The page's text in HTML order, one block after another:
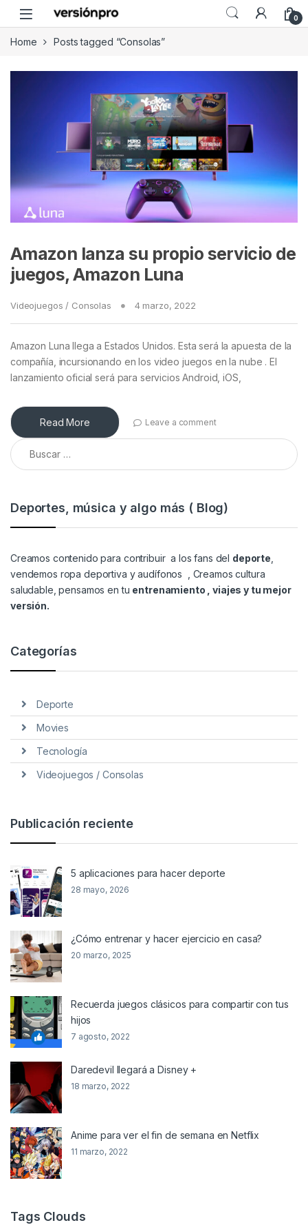
Skip to navigation
Skip to content
0
Home Posts tagged “Consolas”
Amazon lanza su propio servicio de
juegos, Amazon Luna
Videojuegos / Consolas 4 marzo, 2022
Amazon Luna llega a Estados Unidos. Esta será la apuesta de la
compañía, incursionando en los video juegos en la nube . El
lanzamiento oficial será para servicios Android, iOS,
Read More Leave a comment
Buscar:
Deportes, música y algo más ( Blog)
Creamos contenido para contribuir a los fans del deporte
vendemos ropa deportiva y audífonos , Creamos cultura
saludable, pensamos en tu entrenamiento , viajes y tu mejor
versión.
Categorías
Deporte
Movies
Tecnología
Videojuegos / Consolas
Publicación reciente
5 aplicaciones para hacer deporte
28 mayo, 2026
¿Cómo entrenar y hacer ejercicio en casa?
20 marzo, 2025
Recuerda juegos clásicos para compartir con tus
hijos
7 agosto, 2022
Daredevil llegará a Disney +
18 marzo, 2022
Anime para ver el fin de semana en Netflix
11 marzo, 2022
Tags Clouds